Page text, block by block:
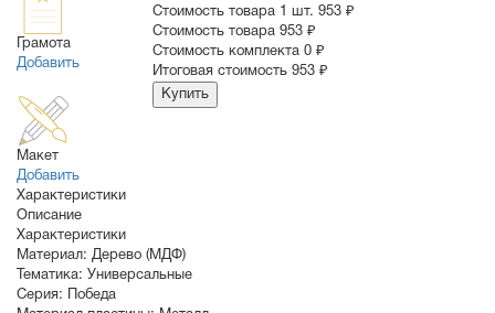
Грамота
Добавить
Макет
Добавить
Стоимость товара 1 шт. 953 ₽
Cтоимость товара 953 ₽
Стоимость комплекта 0 ₽
Итоговая стоимость 953 ₽
Купить
Характеристики
Описание
Характеристики
Материал: Дерево (МДФ)
Тематика: Универсальные
Серия: Победа